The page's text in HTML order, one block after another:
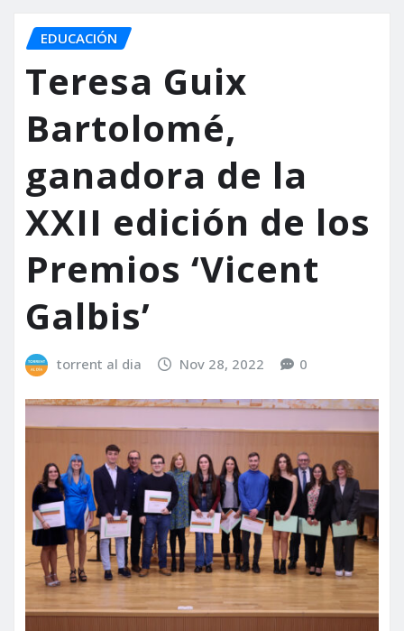
EDUCACIÓN
Teresa Guix
Bartolomé,
ganadora de la
XXII edición de los
Premios ‘Vicent
Galbis’
torrent al dia Nov 28, 2022 0